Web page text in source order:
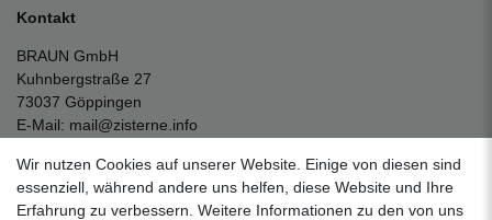
Kontakt
BRAUN GmbH
Kuhnbergstraße 27
73037 Göppingen
E-Mail: mail@zisterne.info
Unternehmen
Wir nutzen Cookies auf unserer Website. Einige von diesen sind
essenziell, während andere uns helfen, diese Website und Ihre
Erfahrung zu verbessern. Weitere Informationen zu den von uns